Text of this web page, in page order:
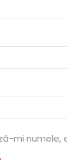
mi numele,